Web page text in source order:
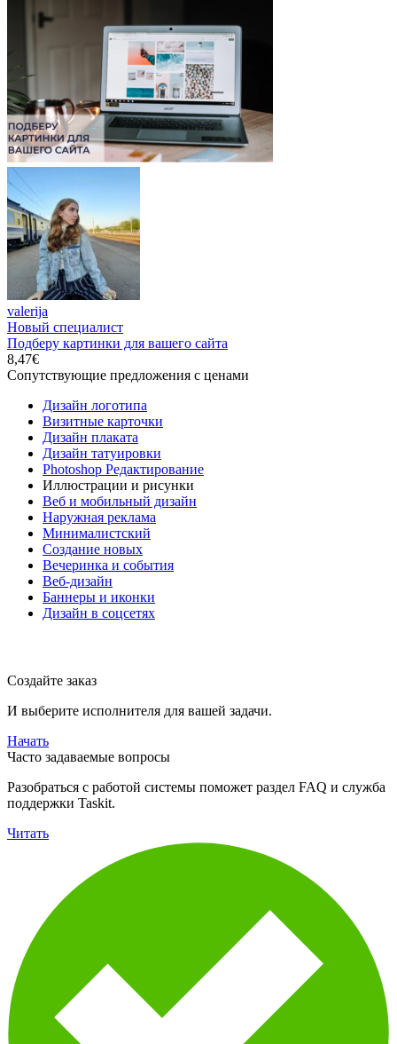
valerija
Новый специалист
Подберу картинки для вашего сайта
8,47€
Сопутствующие предложения с ценами
Дизайн логотипа
Визитные карточки
Дизайн плаката
Дизайн татуировки
Photoshop Редактирование
Иллюстрации и рисунки
Веб и мобильный дизайн
Наружная реклама
Минималистский
Создание новых
Вечеринка и события
Веб-дизайн
Баннеры и иконки
Дизайн в соцсетях
Создайте заказ
И выберите исполнителя для вашей задачи.
Начать
Часто задаваемые вопросы
Разобраться с работой системы поможет раздел FAQ и служба
поддержки Taskit.
Читать